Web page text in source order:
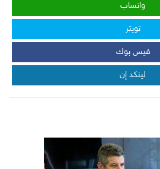
واتساب
تويتر
فيس بوك
لينكد إن